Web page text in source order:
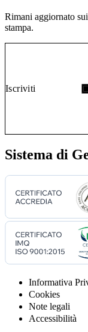
Rimani aggiornato
stampa.
Iscriviti
Sistema di
Informativa
Cookies
Note legali
Accessibilità